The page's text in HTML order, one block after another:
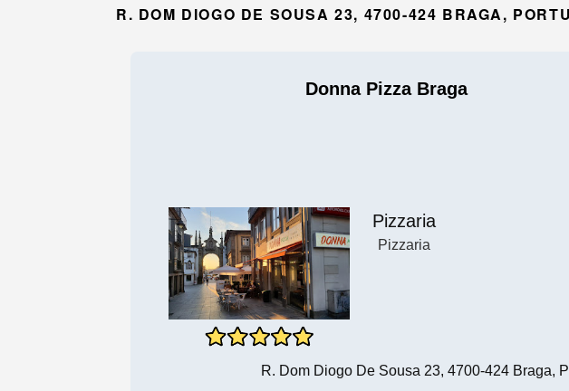
R. DOM DIOGO DE SOUSA 23, 4700-424 BRAGA,
Donna Pizza Braga
Pizzaria
Pizzaria
R. Dom Diogo De Sousa 23, 4700-424 Braga,